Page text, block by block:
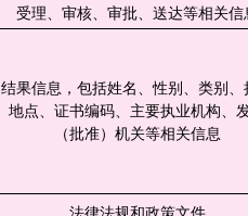
受理、审核、审批、送达等相关信
结果信息，包括姓名、性别、类别、
地点、证书编码、主要执业机构、
（批准）机关等相关信息